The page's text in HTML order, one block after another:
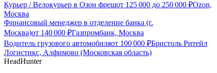
Курьер / Велокурьер в Озон фрешот 125 000 до 250 000 ₽Ozon,
Москва
Финансовый менеджер в отделение банка (г.
Москва)от 140 000 ₽Газпромбанк, Москва
Водитель грузового автомобиляот 100 000 ₽Бристоль Ритейл
Логистикс, Алфимово (Московская область)
HeadHunter